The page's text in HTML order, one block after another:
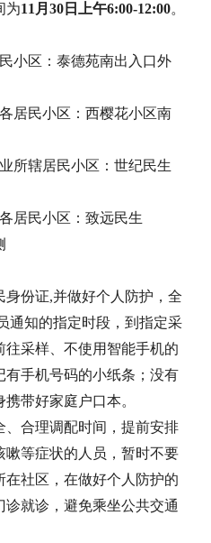
为11月30日上午6:00-12:00。
小区：泰德苑南出入口外
居民小区：西樱花小区南
所辖居民小区：世纪民生
居民小区：致远民生
身份证,并做好个人防护，全
通知的指定时段，到指定采
采样、不使用智能手机的
手机号码的小纸条；没有
带好家庭户口本。
、合理调配时间，提前安排
等症状的人员，暂时不要
社区，在做好个人防护的
就诊，避免乘坐公共交通